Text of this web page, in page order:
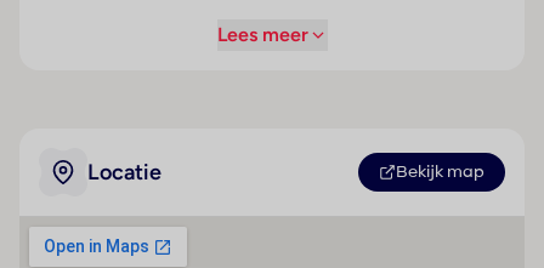
Lees meer
Locatie Bekijk map